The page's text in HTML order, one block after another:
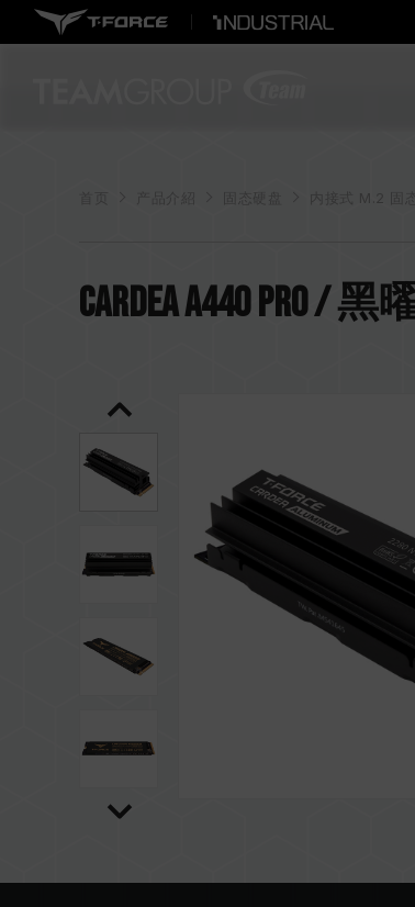
产品介紹 固态硬盘 内接式 M.2 固
CARDEA A440 PRO /